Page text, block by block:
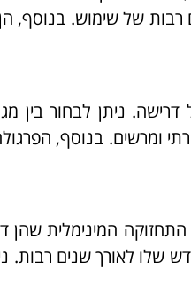
רבות של שימוש. בנוסף,
ניתן לבחור בין
ומרשים. בנוסף,
המינימלית שהן
שלו לאורך שנים רבות.